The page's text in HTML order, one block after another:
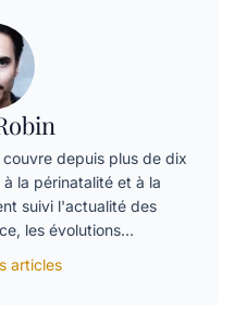
depuis plus de dix
la périnatalité et à la
suivi l'actualité des
les évolutions…
articles